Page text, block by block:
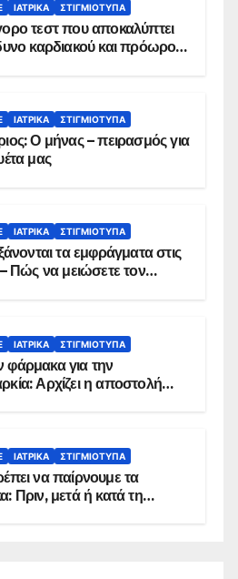
ΙΑΤΡΙΚΆ ΣΤΙΓΜΙΌΤΥΠΑ
τεστ που αποκαλύπτει
καρδιακού και πρόωρου
ΙΑΤΡΙΚΆ ΣΤΙΓΜΙΌΤΥΠΑ
Ο μήνας – πειρασμός για
μας
ΙΑΤΡΙΚΆ ΣΤΙΓΜΙΌΤΥΠΑ
τα εμφράγματα στις
– Πώς να μειώσετε τον
ΙΑΤΡΙΚΆ ΣΤΙΓΜΙΌΤΥΠΑ
για την
Αρχίζει η αποστολή
ΙΑΤΡΙΚΆ ΣΤΙΓΜΙΌΤΥΠΑ
να παίρνουμε τα
Πριν, μετά ή κατά τη